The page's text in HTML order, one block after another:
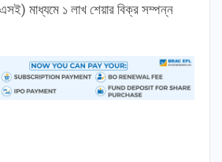
মাধ্যমে ১ লাখ শেয়ার বিক্র সম্পন্ন